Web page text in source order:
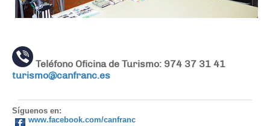
Teléfono Oficina de Turismo: 974 37 31 41
turismo@canfranc.es
Síguenos en:
www.facebook.com/canfranc